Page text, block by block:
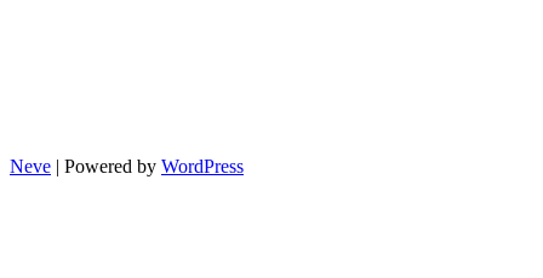
Neve | Powered by WordPress